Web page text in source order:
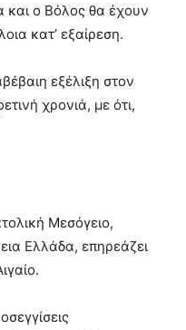
και ο Βόλος θα έχουν
κατ’ εξαίρεση.
εξέλιξη στον
χρονιά, με ότι,
Μεσόγειο,
Ελλάδα, επηρεάζει